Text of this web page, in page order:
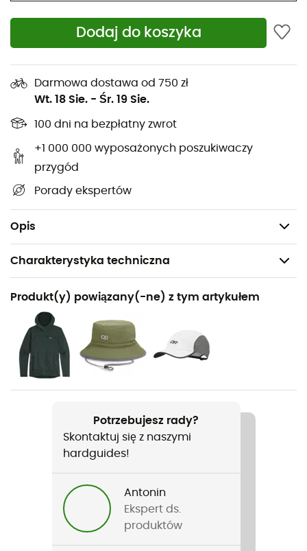
Dodaj do koszyka
Darmowa dostawa od 750 zł
Wt. 18 Sie. - Śr. 19 Sie.
100 dni na bezpłatny zwrot
+1 000 000 wyposażonych poszukiwaczy
przygód
Porady ekspertów
Opis
Odporne na ścieranie
Rozporek na zamek błyskawiczny
Kieszeń na udzie zapinana na zamek
Podszyty pasek w talii
Proste nogawki zapinane na zamek
Waga: 390 g
Charakterystyka techniczna
Polecane dla
Turystyka piesza / Trekking
Rodzaj
Mężczyźni
Ciężar
Nazwa produktu
Ferrosi Pants - 32"
Nieprzemakalność
Water-repellent
Produkt(y) powiązany(-ne) z tym artykułem
Potrzebujesz rady?
Skontaktuj się z naszymi
hardguides!
Antonin
Ekspert ds.
produktów